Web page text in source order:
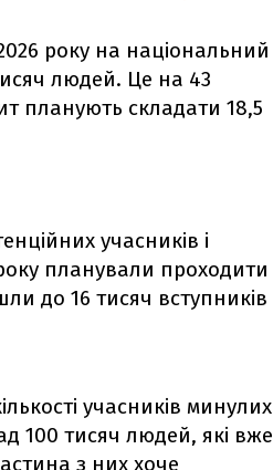
року на національний
людей. Це на 43
планують складати 18,5
учасників і
планували проходити
до 16 тисяч вступників
учасників минулих
100 тисяч людей, які вже
з них хоче